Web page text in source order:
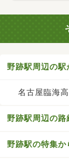
野跡駅周辺の駅
名古屋臨海
野跡駅周辺の路
野跡駅の特集か